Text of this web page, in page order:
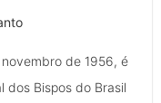
de 1956, é
dos Bispos do Brasil